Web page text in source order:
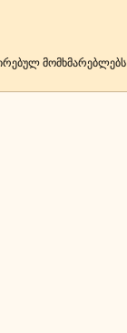
მომხმარებლებს